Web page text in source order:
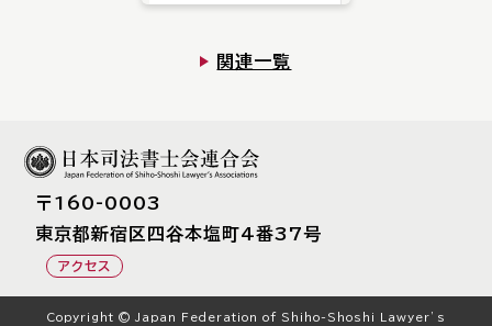
関連一覧
〒160-0003
東京都新宿区四⾕本塩町4番37号
アクセス
Copyright © Japan Federation of Shiho-Shoshi Lawyer’s